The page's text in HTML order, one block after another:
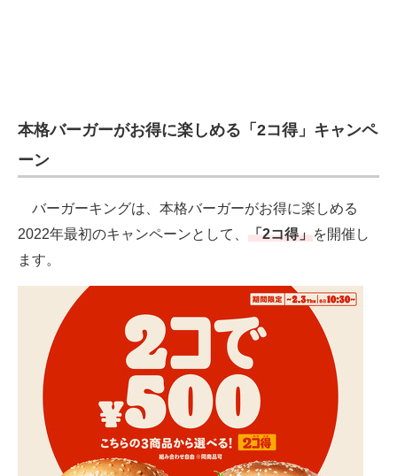
本格バーガーがお得に楽しめる「2コ得」キャンペ
ーン
バーガーキングは、本格バーガーがお得に楽しめる
2022年最初のキャンペーンとして、 「2コ得」を開催し
ます。